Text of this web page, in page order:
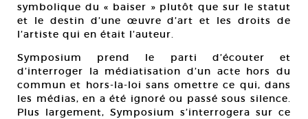
symbolique du « baiser » plutôt que sur le statut
et le destin d’une œuvre d’art et les droits de
l’artiste qui en était l’auteur.
Symposium prend le parti d’écouter et
d’interroger la médiatisation d’un acte hors du
commun et hors-la-loi sans omettre ce qui, dans
les médias, en a été ignoré ou passé sous silence.
Plus largement, Symposium s’interrogera sur ce